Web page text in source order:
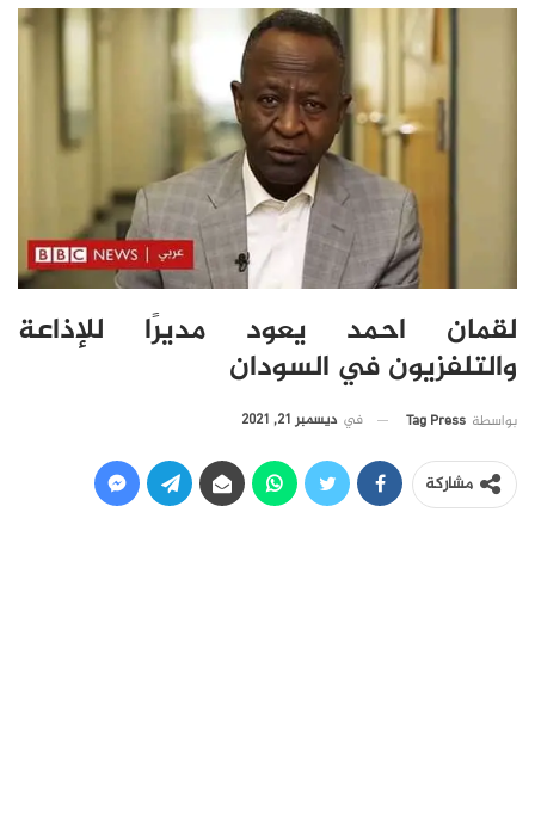
لقمان احمد يعود مديرًا للإذاعة
والتلفزيون في السودان
بواسطة Tag Press في ديسمبر 21, 2021
مشاركة